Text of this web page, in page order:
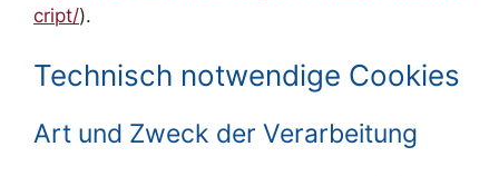
cript/).
Technisch notwendige Cookies
Art und Zweck der Verarbeitung